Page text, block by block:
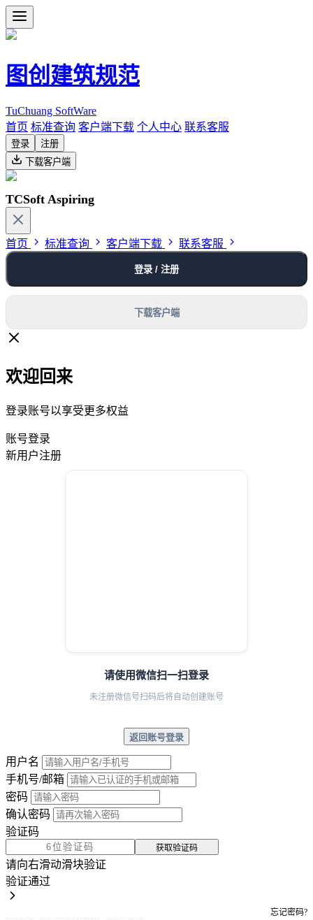
图创建筑规范
TuChuang SoftWare
首页 标准查询 客户端下载 个人中心 联系客服
登录
注册
下载客户端
TCSoft Aspiring
首页 标准查询 客户端下载 联系客服
登录 / 注册
下载客户端
欢迎回来
登录账号以享受更多权益
账号登录
新用户注册
请使用微信扫一扫登录
未注册微信号扫码后将自动创建账号
返回账号登录
用户名
手机号/邮箱
密码
确认密码
验证码
获取验证码
请向右滑动滑块验证
验证通过
忘记密码?